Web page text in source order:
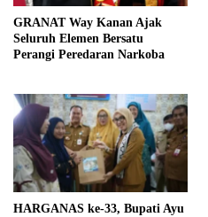
GRANAT Way Kanan Ajak
Seluruh Elemen Bersatu
Perangi Peredaran Narkoba
HARGANAS ke-33, Bupati Ayu